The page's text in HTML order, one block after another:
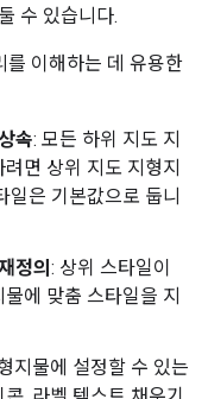
수 있습니다.
를 이해하는 데 유용한
속: 모든 하위 지도 지
면 상위 지도 지형지
일은 기본값으로 둡니
정의 : 상위 스타일이
에 맞춤 스타일을 지
지물에 설정할 수 있는